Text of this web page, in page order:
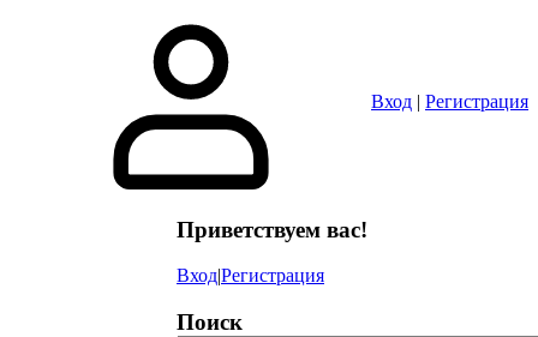
Вход | Регистрация
Приветствуем вас!
Вход|Регистрация
Поиск